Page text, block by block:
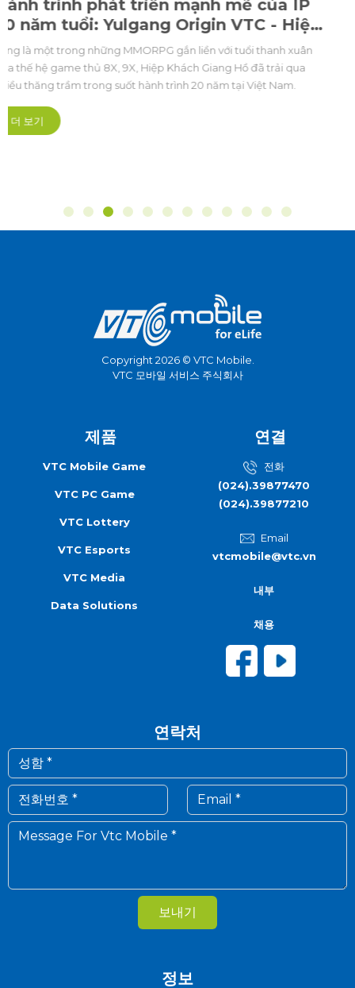
23-07-2026
Thứ trưởng Bộ Văn hoá, Du lịch và Thể
Thao Hoàng Đạo Cương: Xây dựng hệ
sinh thái Esports Việt Nam phát triển,
chuyên nghiệp và bền vững
Chuỗi sự kiện The Grand Esports 2026 chính thức khai mạc tại
Cung Điền kinh Mỹ Đình (Hà Nội). Đây là lần đầu tiên một sự kiện
Thể thao điện tử quy mô quốc gia và khu vực cũng như châu lục,
Copyright 2026 © VTC Mobile.
VTC 모바일 서비스 주식회사
제품
VTC Mobile Game
VTC PC Game
VTC Lottery
VTC Esports
VTC Media
Data Solutions
연결
전화
(024).39877470
(024).39877210
Email
vtcmobile@vtc.vn
내부
채용
연락처
보내기
정보